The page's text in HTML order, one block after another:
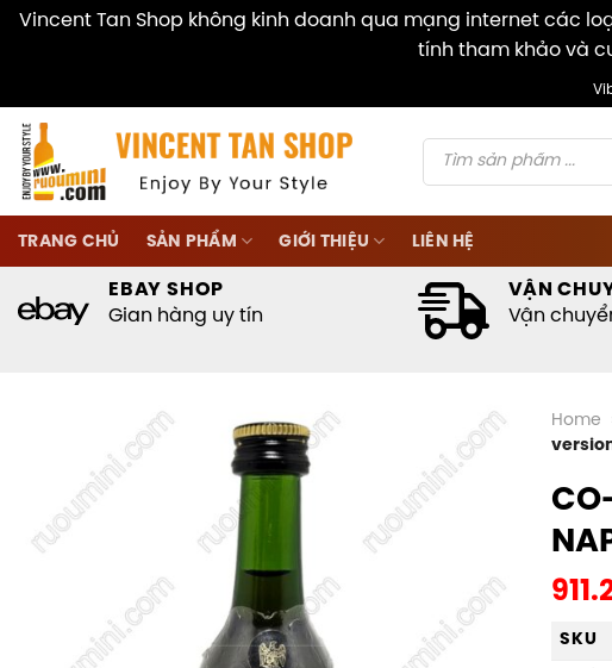
Vincent Tan Shop không kinh doanh qua mạng internet các
tính tham khảo và
content
Products
search
TRANG CHỦ SẢN PHẨM GIỚI THIỆU LIÊN HỆ
EBAY SHOP
Gian hàng uy tín
VẬN
Vận
Home
SKU